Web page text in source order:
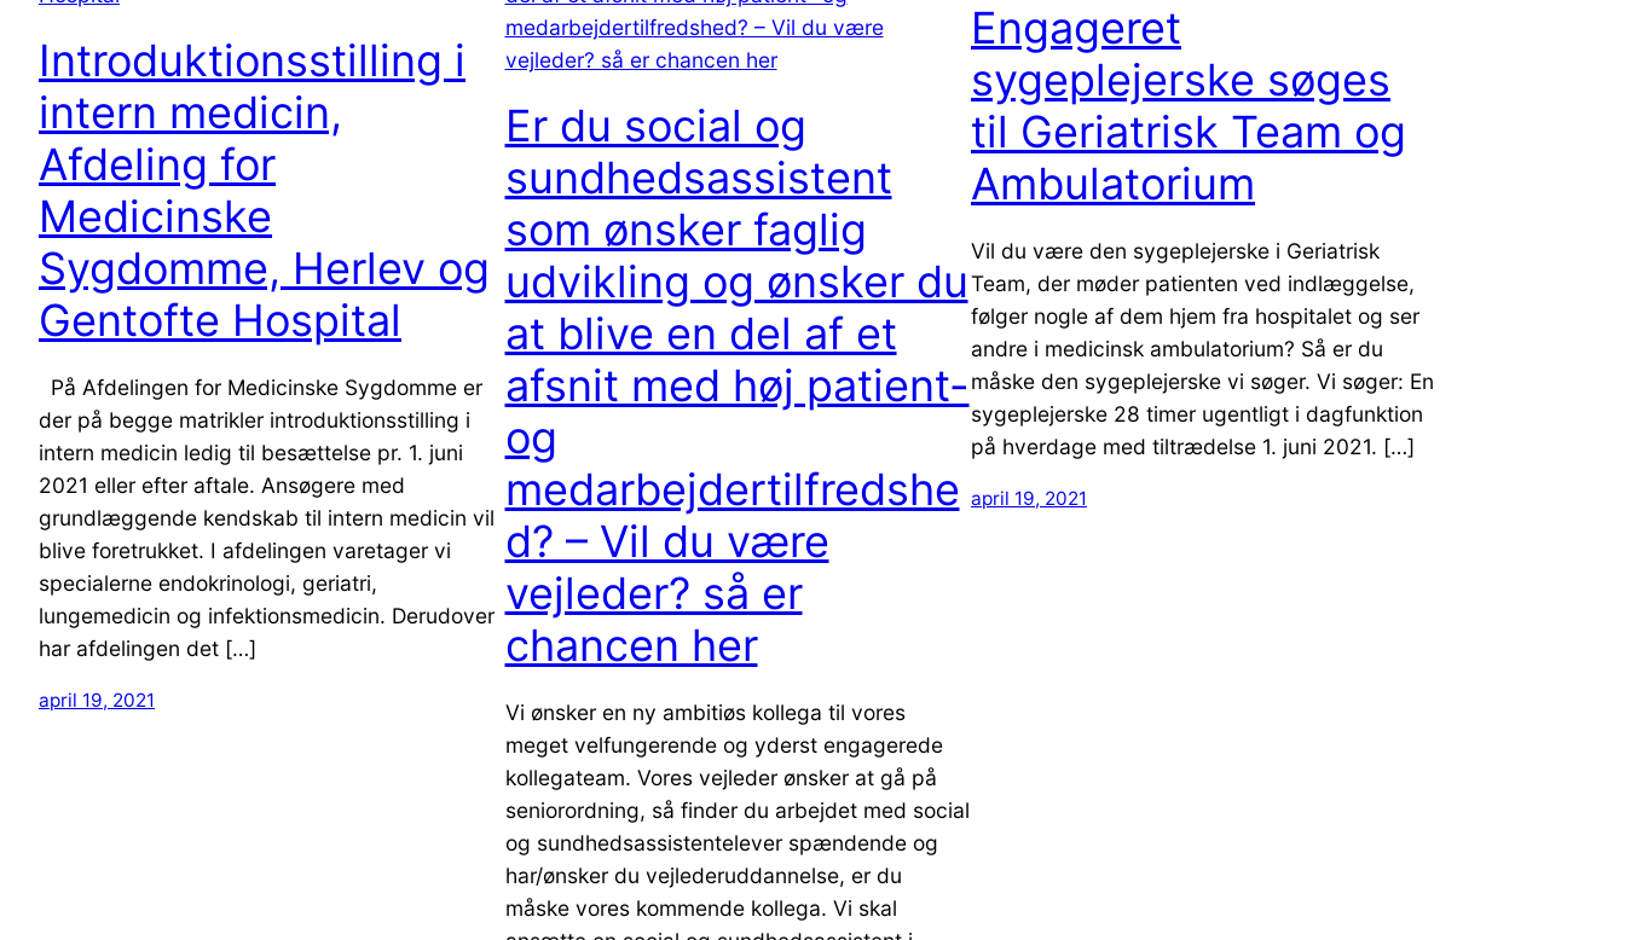
Introduktionsstilling i
intern medicin,
Afdeling for
Medicinske
Sygdomme, Herlev og
Gentofte Hospital
På Afdelingen for Medicinske Sygdomme er
der på begge matrikler introduktionsstilling i
intern medicin ledig til besættelse pr. 1. juni
2021 eller efter aftale. Ansøgere med
grundlæggende kendskab til intern medicin vil
blive foretrukket. I afdelingen varetager vi
specialerne endokrinologi, geriatri,
lungemedicin og infektionsmedicin. Derudover
har afdelingen det […]
april 19, 2021
Er du social og
sundhedsassistent
som ønsker faglig
udvikling og ønsker du
at blive en del af et
afsnit med høj patient-
og
medarbejdertilfredshe
d? – Vil du være
vejleder? så er
chancen her
Vi ønsker en ny ambitiøs kollega til vores
meget velfungerende og yderst engagerede
kollegateam. Vores vejleder ønsker at gå på
seniorordning, så finder du arbejdet med social
og sundhedsassistentelever spændende og
har/ønsker du vejlederuddannelse, er du
måske vores kommende kollega. Vi skal
Engageret
sygeplejerske søges
til Geriatrisk Team og
Ambulatorium
Vil du være den sygeplejerske i Geriatrisk
Team, der møder patienten ved indlæggelse,
følger nogle af dem hjem fra hospitalet og ser
andre i medicinsk ambulatorium? Så er du
måske den sygeplejerske vi søger. Vi søger: En
sygeplejerske 28 timer ugentligt i dagfunktion
på hverdage med tiltrædelse 1. juni 2021. […]
april 19, 2021